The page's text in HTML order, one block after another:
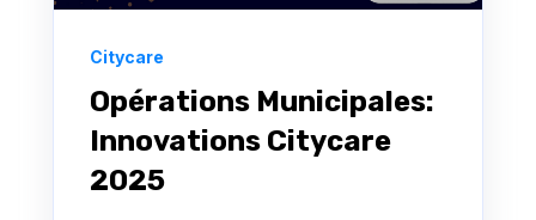
Citycare
Opérations Municipales:
Innovations Citycare
2025